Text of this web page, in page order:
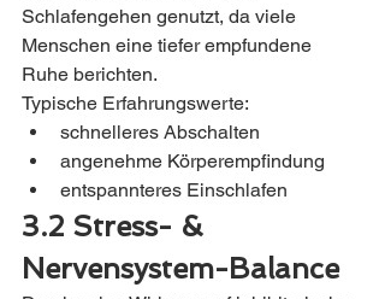
Schlafengehen genutzt, da viele
Menschen eine tiefer empfundene
Ruhe berichten.
Typische Erfahrungswerte:
schnelleres Abschalten
angenehme Körperempfindung
entspannteres Einschlafen
3.2 Stress- &
Nervensystem-Balance